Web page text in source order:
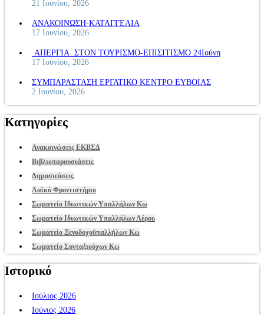
21 Ιουνίου, 2026
ΑΝΑΚΟΙΝΩΣΗ-ΚΑΤΑΓΓΕΛΙΑ
17 Ιουνίου, 2026
ΑΠΕΡΓΙΑ ΣΤΟΝ ΤΟΥΡΙΣΜΟ-ΕΠΙΣΙΤΙΣΜΟ 24Ιούνη
17 Ιουνίου, 2026
ΣΥΜΠΑΡΑΣΤΑΣΗ ΕΡΓΑΤΙΚΟ ΚΕΝΤΡΟ ΕΥΒΟΙΑΣ
2 Ιουνίου, 2026
Κατηγορίες
Ανακοινώσεις ΕΚΒΣΔ
Βιβλιοπαρουσιάσεις
Δημοσιεύσεις
Λαϊκό Φροντιστήριο
Σωματείο Ιδιωτικών Υπαλλήλων Κω
Σωματείο Ιδιωτικών Υπαλλήλων Λέρου
Σωματείο Ξενοδοχοϋπαλλήλων Κω
Σωματείο Συνταξιούχων Κω
Ιστορικό
Ιούλιος 2026
Ιούνιος 2026